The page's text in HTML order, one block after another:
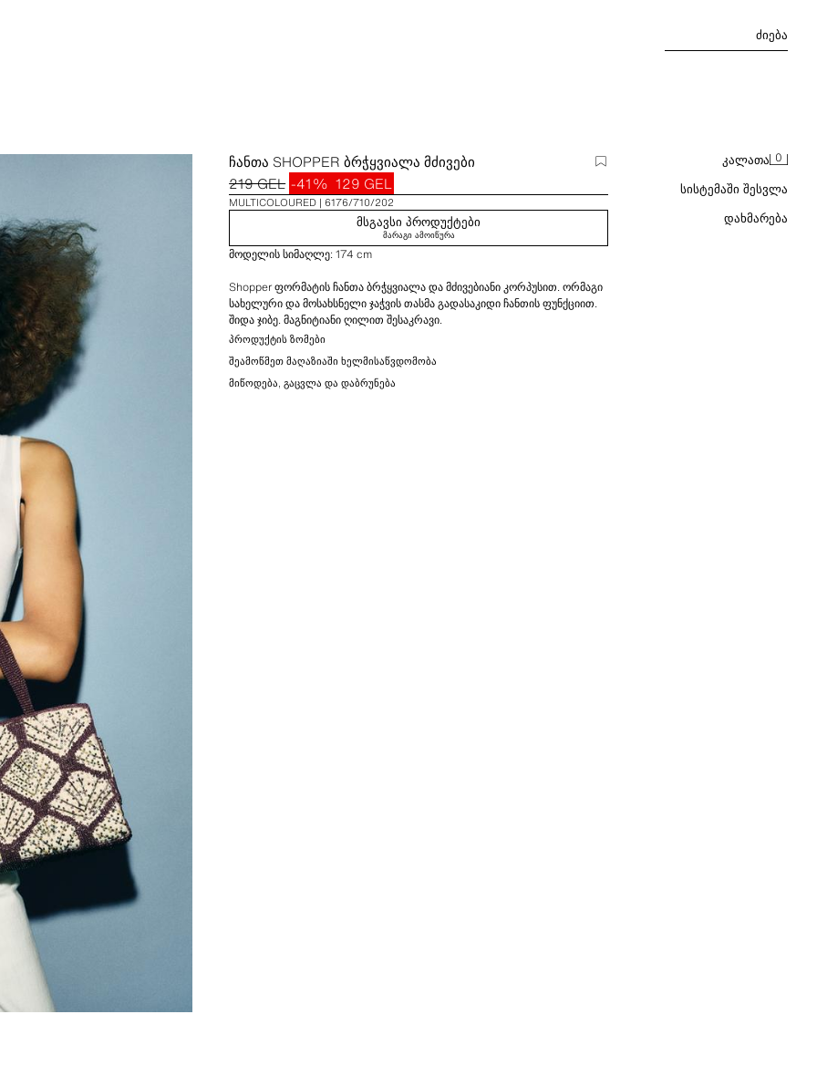
ᲫᲘᲔᲑᲐ
ᲙᲐᲚᲐᲗᲐ 0
ᲡᲘᲡᲢᲔᲛᲐᲨᲘ ᲨᲔᲡᲕᲚᲐ
ᲓᲐᲮᲛᲐᲠᲔᲑᲐ
ᲩᲐᲜᲗᲐ SHOPPER ᲑᲠᲭᲧᲕᲘᲐᲚᲐ ᲛᲫᲘᲕᲔᲑᲘ
219 GEL -41% 129 GEL
MULTICOLOURED 6176/710/202
ᲛᲡᲒᲐᲕᲡᲘ ᲞᲠᲝᲓᲣᲥᲢᲔᲑᲘ
ᲛᲐᲠᲐᲒᲘ ᲐᲛᲝᲘᲬᲣᲠᲐ
მოდელის სიმაღლე: 174 cm
Shopper ფორმატის ჩანთა ბრჭყვიალა და მძივებიანი კორპუსით. ორმაგი
სახელური და მოსახსნელი ჯაჭვის თასმა გადასაკიდი ჩანთის ფუნქციით.
შიდა ჯიბე. მაგნიტიანი ღილით შესაკრავი.
სიმაღლე x სიგანე x სიღრმე: 12 x 25 x 11 სმ.
ᲞᲠᲝᲓᲣᲥᲢᲘᲡ ᲖᲝᲛᲔᲑᲘ
ᲨᲔᲐᲛᲝᲬᲛᲔᲗ ᲛᲐᲦᲐᲖᲘᲐᲨᲘ ᲮᲔᲚᲛᲘᲡᲐᲬᲕᲓᲝᲛᲝᲑᲐ
ᲛᲘᲬᲝᲓᲔᲑᲐ, ᲒᲐᲪᲕᲚᲐ ᲓᲐ ᲓᲐᲑᲠᲣᲜᲔᲑᲐ